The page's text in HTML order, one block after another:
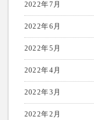
2022年7月
2022年6月
2022年5月
2022年4月
2022年3月
2022年2月